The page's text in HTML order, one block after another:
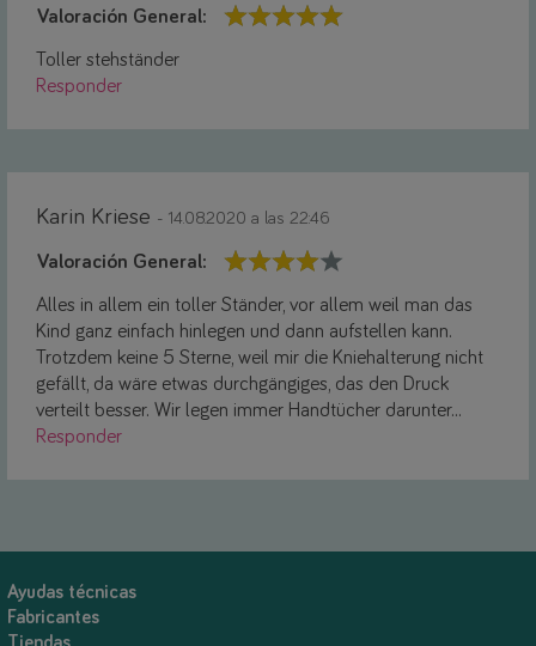
Valoración General:
Toller stehständer
Responder
Karin Kriese - 14.08.2020 a las 22:46
Valoración General:
Alles in allem ein toller Ständer, vor allem weil man das
Kind ganz einfach hinlegen und dann aufstellen kann.
Trotzdem keine 5 Sterne, weil mir die Kniehalterung nicht
gefällt, da wäre etwas durchgängiges, das den Druck
verteilt besser. Wir legen immer Handtücher darunter...
Responder
Ayudas técnicas
Fabricantes